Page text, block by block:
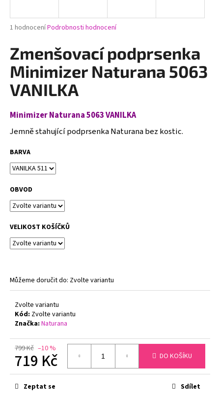
Průměrné
produktu
je
5,0
z
5
hvězdiček.
1 hodnoceníPodrobnosti hodnocení
Zmenšovací podprsenka
Minimizer Naturana 5063
VANILKA
Minimizer Naturana 5063 VANILKA
Jemně stahující podprsenka Naturana bez kostic.
BARVA
OBVOD
VELIKOST KOŠÍČKŮ
Můžeme doručit do: Zvolte variantu
Zvolte variantu
Kód: Zvolte variantu
Značka: Naturana
799 Kč –10 %
719 Kč
Měrná
cena:
DO KOŠÍKU
Zeptat se Sdílet
j
t
?
HLEDAT
D
o
o
r
u
č
u
e
PODPRSENKA
KOSTICÍ
RHAPSODY
205210
BÍLÁ
650
Kč
Původně: